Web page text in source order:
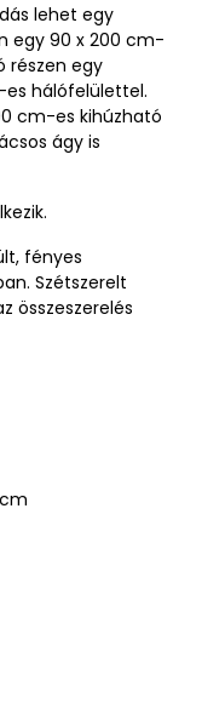
lehet egy
egy 90 x 200 cm-
részen egy
hálófelülettel.
cm-es kihúzható
ágy is
fényes
Szétszerelt
összeszerelés